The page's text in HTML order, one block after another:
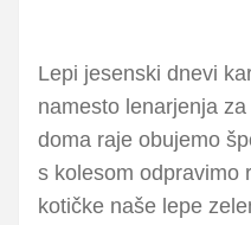
Lepi jesenski dnevi
namesto lenarjenja
doma raje obujemo
s kolesom odpravimo
kotičke naše lepe